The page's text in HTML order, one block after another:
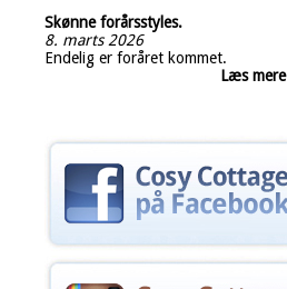
Skønne forårsstyles.
8. marts 2026
Endelig er foråret kommet.
Læs mere